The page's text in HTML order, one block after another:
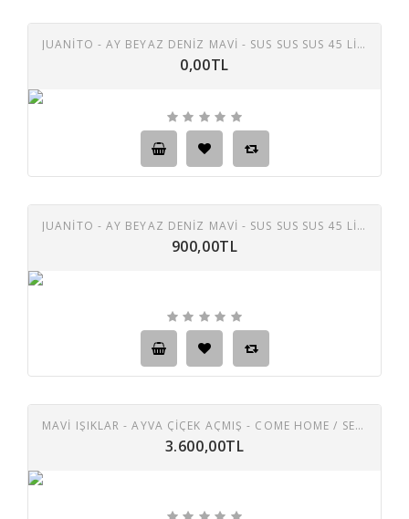
JUANITO - AY BEYAZ DENIZ MAVI - SUS SUS SUS 45 LIK PLAK
0,00TL
JUANITO - AY BEYAZ DENIZ MAVI - SUS SUS SUS 45 LIK PLAK (E)
900,00TL
MAVI IŞIKLAR - AYVA ÇIÇEK AÇMIŞ - COME HOME / SENEDE BIR GÜN - SLIPPIN & SLIDIN 45 LIK PLAK
3.600,00TL